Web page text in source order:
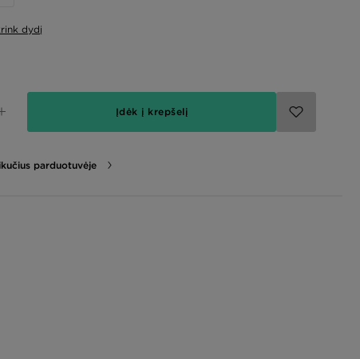
dydį
Įdėk į krepšelį
parduotuvėje